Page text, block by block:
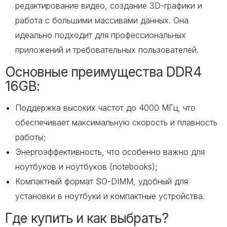
редактирование видео, создание 3D-графики и
работа с большими массивами данных. Она
идеально подходит для профессиональных
приложений и требовательных пользователей.
Основные преимущества DDR4
16GB:
Поддержка высоких частот до 4000 МГц, что
обеспечивает максимальную скорость и плавность
работы;
Энергоэффективность, что особенно важно для
ноутбуков и ноутбуков (notebooks);
Компактный формат SO-DIMM, удобный для
установки в ноутбуки и компактные устройства.
Где купить и как выбрать?